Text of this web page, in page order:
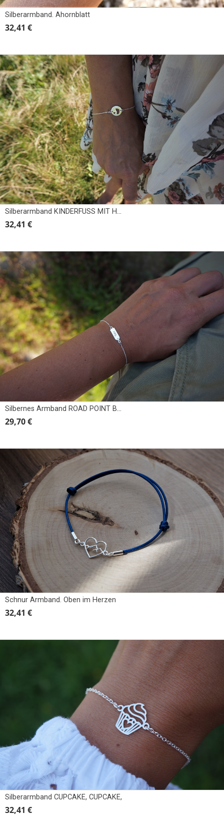
Silberarmband. Ahornblatt
32,41 €
Silberarmband KINDERFUSS MIT HERZEN
32,41 €
Silbernes Armband ROAD POINT BERG, BERGE, TATRAS
29,70 €
Schnur Armband. Oben im Herzen
32,41 €
Silberarmband CUPCAKE, CUPCAKE,
32,41 €